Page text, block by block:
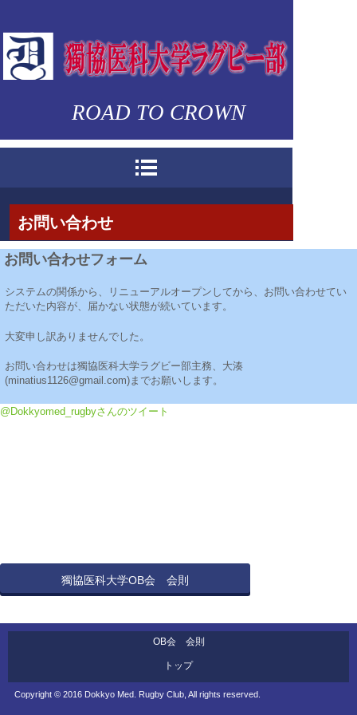
獨協医科大学ラグビー部は2014年に創部40周年を迎えました。日夜練習のも
と、現在医歯薬リーグ1部で活動しています。今年は1部優勝、メディカルセ
ROAD TO CROWN
獨協医科大学ラグビー部は2014年に創部40周
年を迎えました。
日夜練習のもと、
今年もメディカルセブンズ優勝、1部リーグ昇
格を目標に日々邁進しています。
お問い合わせ
お問い合わせフォーム
システムの関係から、リニューアルオープンしてから、お問い合わせてい
ただいた内容が、届かない状態が続いています。
大変申し訳ありませんでした。
お問い合わせは獨協医科大学ラグビー部主務、大湊
(minatius1126@gmail.com)までお願いします。
@Dokkyomed_rugbyさんのツイート
獨協医科大学OB会 会則
OB会 会則
トップ
Copyright © 2016 Dokkyo Med. Rugby Club, All rights reserved.